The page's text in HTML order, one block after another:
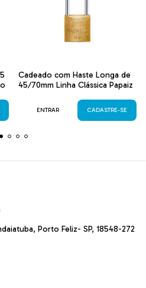
Cadeado com Haste Longa de
45/70mm Linha Clássica Papaiz
ENTRAR CADASTRE-SE
Porto Feliz- SP, 18548-272